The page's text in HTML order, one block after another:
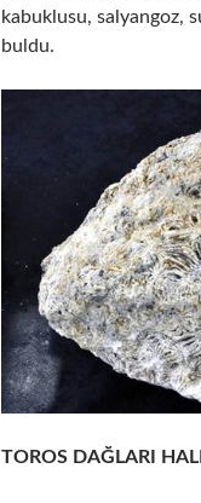
kabuklusu, salyangoz,
buldu.
TOROS DAĞLARI